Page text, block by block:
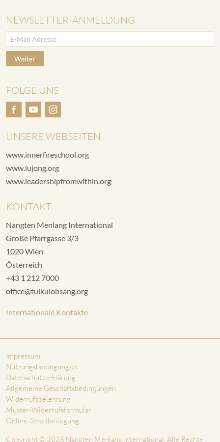
NEWSLETTER-ANMELDUNG
Weiter
FOLGE UNS
UNSERE WEBSEITEN
www.innerfireschool.org
www.lujong.org
www.leadershipfromwithin.org
KONTAKT
Nangten Menlang International
Große Pfarrgasse 3/3
1020 Wien
Österreich
+43 1 212 7000
office@tulkulobsang.org
Internationale Kontakte
Impressum
Nutzungsbedingungen
Datenschutzerklärung
Allgemeine Geschäftsbedingungen
Widerrufsbelehrung
Muster-Widerrufsformular
Online-Streitbeilegung
Copyright © 2026 Nangten Menlang International. Alle Rechte